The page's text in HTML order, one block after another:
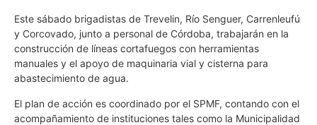
Este sábado brigadistas de Trevelin, Río Senguer, Carrenleufú
y Corcovado, junto a personal de Córdoba, trabajarán en la
construcción de líneas cortafuegos con herramientas
manuales y el apoyo de maquinaria vial y cisterna para
abastecimiento de agua.
El plan de acción es coordinado por el SPMF, contando con el
acompañamiento de instituciones tales como la Municipalidad